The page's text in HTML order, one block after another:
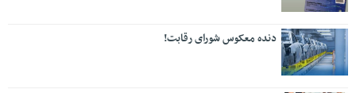
دنده معکوس شورای رقابت!